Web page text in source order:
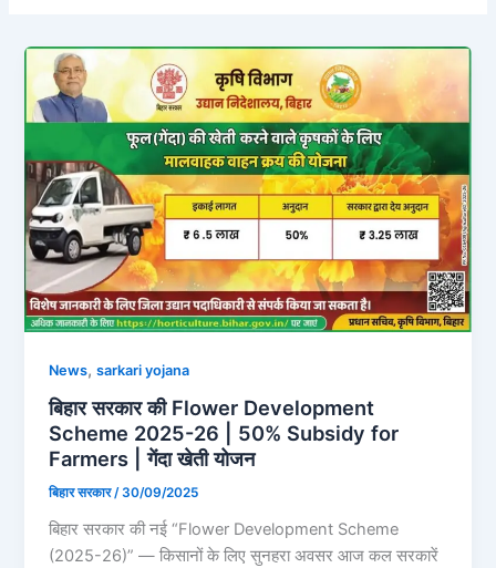
News,sarkari yojana
बिहार सरकार की Flower Development
Scheme 2025-26 | 50% Subsidy for
Farmers | गेंदा खेती योजन
बिहार सरकार/30/09/2025
बिहार सरकार की नई “Flower Development Scheme
(2025-26)” — किसानों के लिए सुनहरा अवसर आज कल सरकारें